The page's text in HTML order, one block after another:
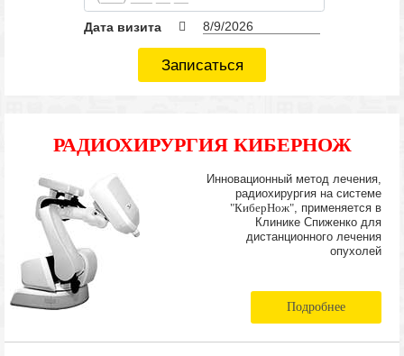
Дата визита
Записаться
РАДИОХИРУРГИЯ КИБЕРНОЖ
Инновационный метод лечения,
радиохирургия на системе
"КиберНож" , применяется в
Клинике Спиженко для
дистанционного лечения
опухолей
Подробнее